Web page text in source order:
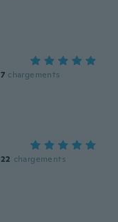
7 chargements
22 chargements